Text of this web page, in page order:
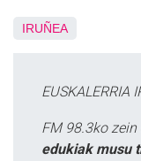
IRUÑEA
EUSKALERRIA
FM 98.3ko
edukiak musu